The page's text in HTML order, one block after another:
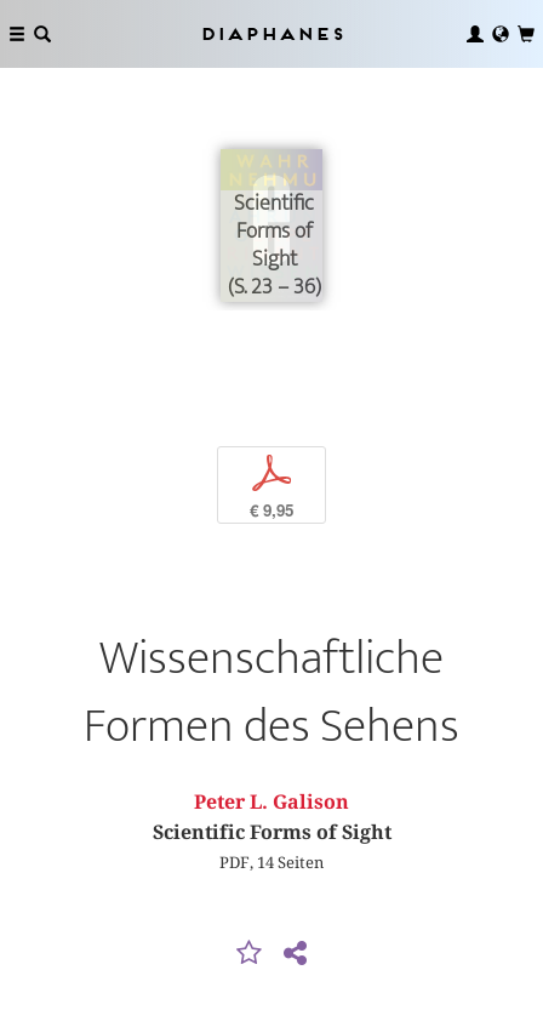
Diaphanes
Scientific
Forms of
Sight
(S. 23 – 36)
p
€ 9,95
Wissenschaftliche
Formen des Sehens
Peter L. Galison
Scientific Forms of Sight
PDF, 14 Seiten